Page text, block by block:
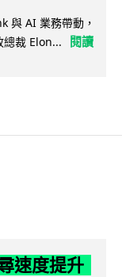
與 AI 業務帶動，
總裁 Elon...
閱讀
速度提升